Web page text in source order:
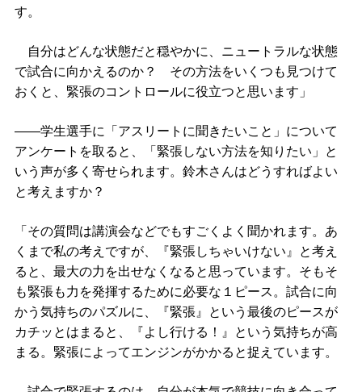
す。
自分はどんな状態だと穏やかに、ニュートラルな状態
で試合に向かえるのか？ その方法をいくつも見つけて
おくと、緊張のコントロールに役立つと思います」
――学生選手に「アスリートに聞きたいこと」について
アンケートを取ると、「緊張しない方法を知りたい」と
いう声が多く寄せられます。鈴木さんはどうすればよい
と考えますか？
「その質問は講演会などでもすごくよく聞かれます。あ
くまで私の考えですが、『緊張しちゃいけない』と考え
ると、最大の力を出せなくなると思っています。そもそ
も緊張も力を発揮するために必要な１ピース。試合に向
かう気持ちのパズルに、『緊張』という最後のピースが
カチッとはまると、『よし行ける！』という気持ちが高
まる。緊張によってエンジンがかかると捉えています。